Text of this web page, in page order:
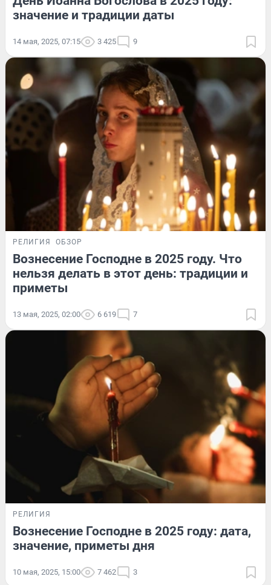
значение и традиции даты
14 мая, 2025, 07:15 3 425 9
РЕЛИГИЯ ОБЗОР
Вознесение Господне в 2025 году. Что
нельзя делать в этот день: традиции и
приметы
13 мая, 2025, 02:00 6 619 7
РЕЛИГИЯ
Вознесение Господне в 2025 году: дата,
значение, приметы дня
10 мая, 2025, 15:00 7 462 3